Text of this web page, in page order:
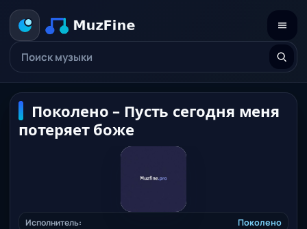
Поколено – Пусть сегодня меня
потеряет боже
Исполнитель: Поколено